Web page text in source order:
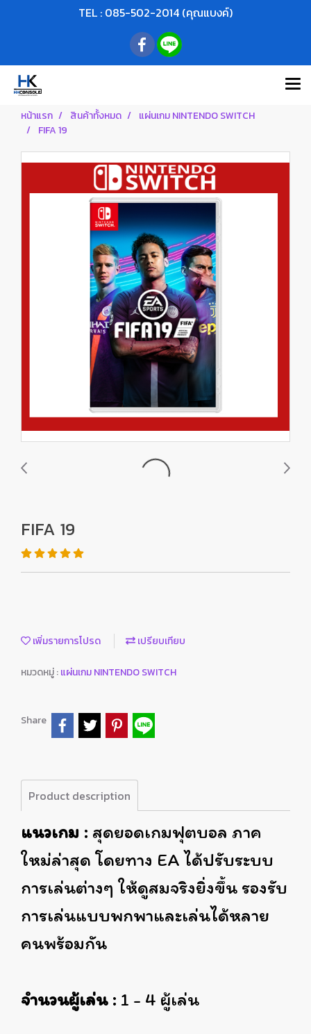
TEL : 085-502-2014 (คุณแบงค์)
หน้าแรก สินค้าทั้งหมด
แผ่นเกม NINTENDO SWITCH
FIFA 19
FIFA 19
เพิ่มรายการโปรด เปรียบเทียบ
หมวดหมู่ :แผ่นเกม NINTENDO SWITCH
Share
Product description
แนวเกม : สุดยอดเกมฟุตบอล ภาค
ใหม่ล่าสุด โดยทาง EA ได้ปรับระบบ
การเล่นต่างๆ ให้ดูสมจริงยิ่งขึ้น รองรับ
การเล่นแบบพกพาและเล่นได้หลาย
คนพร้อมกัน
จำนวนผู้เล่น : 1 - 4 ผู้เล่น